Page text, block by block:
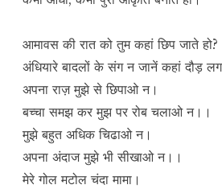
आमावस की रात को तुम कहां छिप जाते हो?
अंधियारे बादलों के संग न जानें कहां दौड़
अपना राज़ मुझे से छिपाओ न।
बच्चा समझ कर मुझ पर रोब चलाओ न।।
मुझे बहुत अधिक चिढाओ न।
अपना अंदाज मुझे भी सीखाओ न।।
मेरे गोल मटोल चंदा मामा।